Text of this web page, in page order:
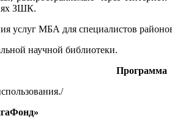
ЗШК.
услуг МБА для специалистов
научной библиотеки.
Программа